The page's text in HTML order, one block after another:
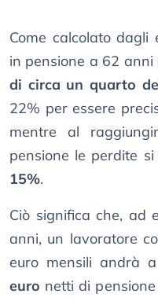
Come calcolato dagli
in pensione a 62
di circa un quarto
22% per essere
mentre al
pensione le perdite
15%.
Ciò significa che, ad
anni, un lavoratore
euro mensili andrà a
euro netti di